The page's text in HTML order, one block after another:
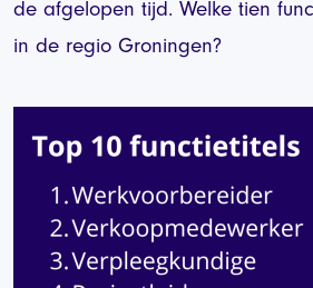
de afgelopen tijd. Welke tien
in de regio Groningen?